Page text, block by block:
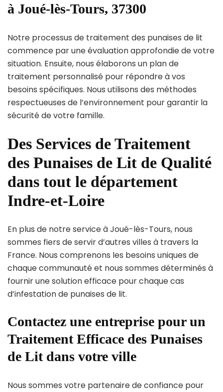
à Joué-lès-Tours, 37300
Notre processus de traitement des punaises de lit
commence par une évaluation approfondie de votre
situation. Ensuite, nous élaborons un plan de
traitement personnalisé pour répondre à vos
besoins spécifiques. Nous utilisons des méthodes
respectueuses de l’environnement pour garantir la
sécurité de votre famille.
Des Services de Traitement
des Punaises de Lit de Qualité
dans tout le département
Indre-et-Loire
En plus de notre service à Joué-lès-Tours, nous
sommes fiers de servir d’autres villes à travers la
France. Nous comprenons les besoins uniques de
chaque communauté et nous sommes déterminés à
fournir une solution efficace pour chaque cas
d’infestation de punaises de lit.
Contactez une entreprise pour un
Traitement Efficace des Punaises
de Lit dans votre ville
Nous sommes votre partenaire de confiance pour